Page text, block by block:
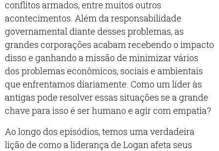
conflitos armados, entre muitos outros
acontecimentos. Além da responsabilidade
governamental diante desses problemas, as
grandes corporações acabam recebendo o impacto
disso e ganhando a missão de minimizar vários
dos problemas econômicos, sociais e ambientais
que enfrentamos diariamente. Como um líder às
antigas pode resolver essas situações se a grande
chave para isso é ser humano e agir com empatia?
Ao longo dos episódios, temos uma verdadeira
lição de como a liderança de Logan afeta seus